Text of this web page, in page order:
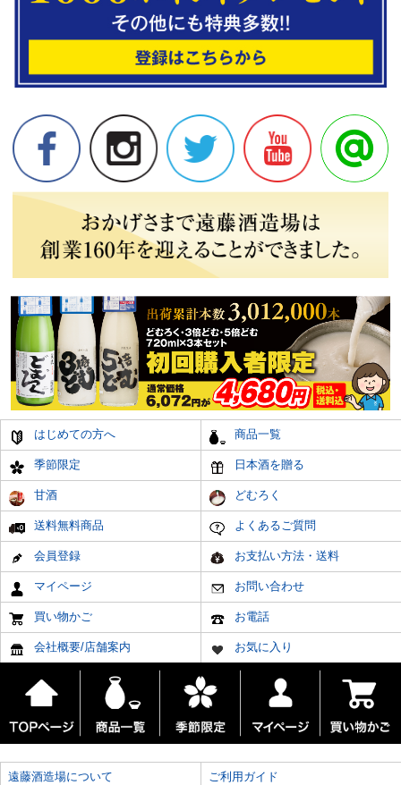
はじめての方へ 商品一覧
季節限定 日本酒を贈る
甘酒 どむろく
送料無料商品 よくあるご質問
会員登録 お支払い方法・送料
マイページ お問い合わせ
買い物かご お電話
会社概要/店舗案内 お気に入り
遠藤酒造場について ご利用ガイド